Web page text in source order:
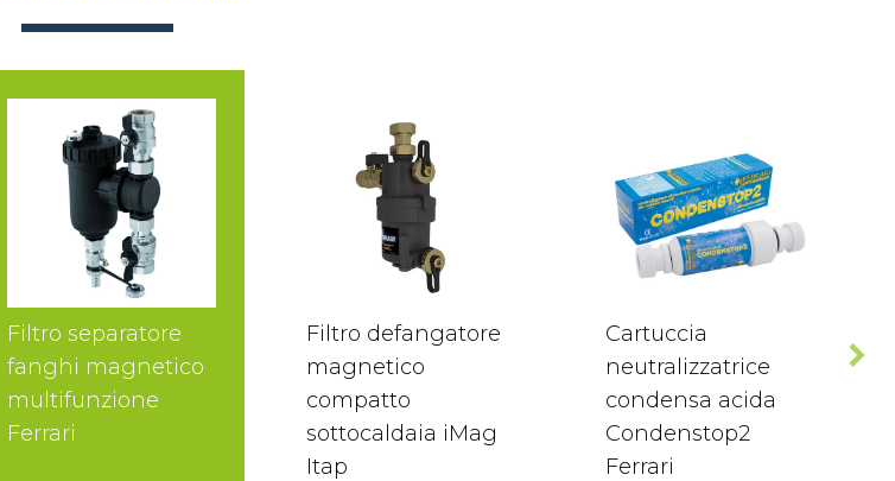
Filtro separatore
fanghi magnetico
multifunzione
Ferrari
Filtro defangatore
magnetico
compatto
sottocaldaia iMag
Itap
Cartuccia
neutralizzatrice
condensa acida
Condenstop2
Ferrari